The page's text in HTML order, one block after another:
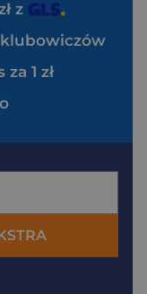
z
1 zł